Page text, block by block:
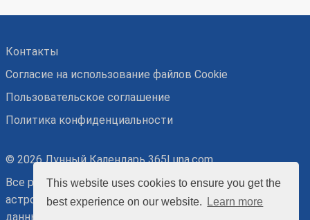
This website uses cookies to ensure you get the
best experience on our website.
Learn more
Контакты
Согласие на использование файлов Cookie
Пользовательское соглашение
Политика конфиденциальности
© 2026 Лунный Календарь 365Luna.com
Все рекомендации основаны на точных
астрономических и относительных астрологических
данных, потому носят ознакомительный характер.